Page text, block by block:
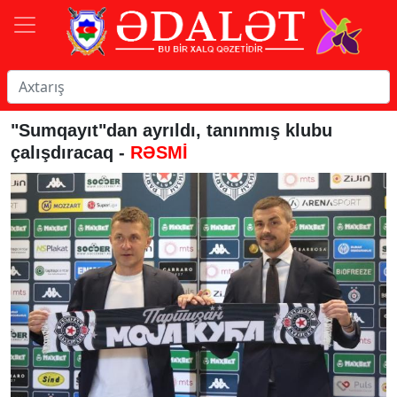
"Sumqayıt"dan ayrıldı, tanınmış klubu
çalışdıracaq - RƏSMİ